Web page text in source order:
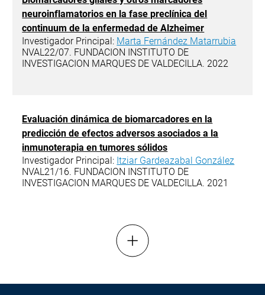
neuroinflamatorios en la fase preclínica del
continuum de la enfermedad de Alzheimer
Investigador Principal: Marta Fernández Matarrubia
NVAL22/07. FUNDACION INSTITUTO DE
INVESTIGACION MARQUES DE VALDECILLA. 2022
Evaluación dinámica de biomarcadores en la
predicción de efectos adversos asociados a la
inmunoterapia en tumores sólidos
Investigador Principal: Itziar Gardeazabal González
NVAL21/16. FUNDACION INSTITUTO DE
INVESTIGACION MARQUES DE VALDECILLA. 2021